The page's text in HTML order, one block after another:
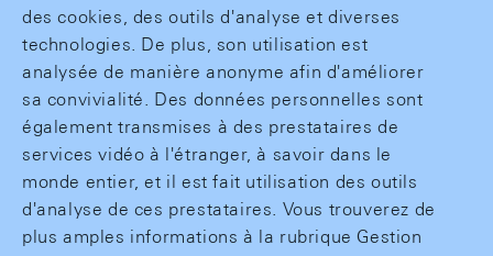
des cookies, des outils d'analyse et diverses
technologies. De plus, son utilisation est
analysée de manière anonyme afin d'améliorer
sa convivialité. Des données personnelles sont
également transmises à des prestataires de
services vidéo à l'étranger, à savoir dans le
monde entier, et il est fait utilisation des outils
d'analyse de ces prestataires. Vous trouverez de
plus amples informations à la rubrique Gestion